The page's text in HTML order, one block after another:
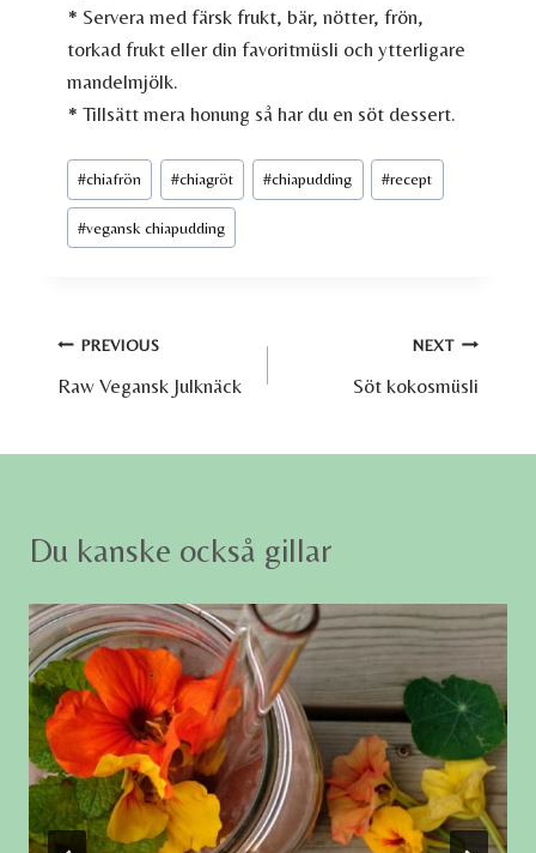
* Servera med färsk frukt, bär, nötter, frön,
torkad frukt eller din favoritmüsli och ytterligare
mandelmjölk.
* Tillsätt mera honung så har du en söt dessert.
Post
Tags:
#chiafrön #chiagröt #chiapudding #recept
#vegansk chiapudding
Inläggsnavigering
PREVIOUS
Raw Vegansk Julknäck
NEXT
Söt kokosmüsli
Du kanske också gillar